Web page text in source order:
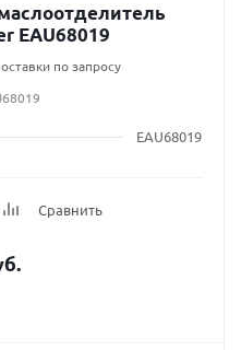
EAU68019
по запросу
EAU68019
Сравнить